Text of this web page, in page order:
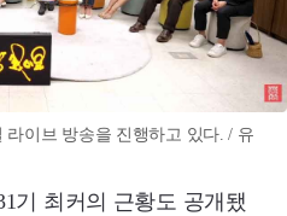
라이브 방송을 진행하고 있다. / 유
기 최커의 근황도 공개됐